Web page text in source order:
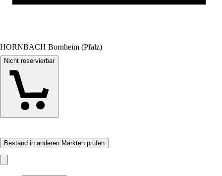
HORNBACH Bornheim (Pfalz)
Nicht reservierbar
Bestand in anderen Märkten prüfen